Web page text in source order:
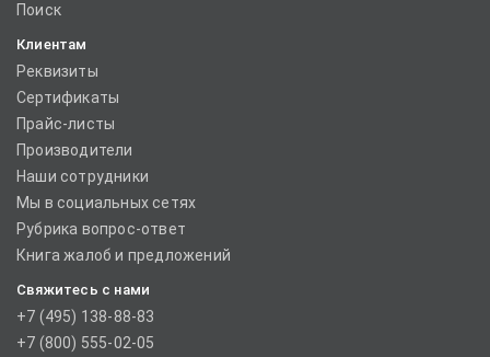
Поиск
Клиентам
Реквизиты
Сертификаты
Прайс-листы
Производители
Наши сотрудники
Мы в социальных сетях
Рубрика вопрос-ответ
Книга жалоб и предложений
Свяжитесь с нами
+7 (495) 138-88-83
+7 (800) 555-02-05